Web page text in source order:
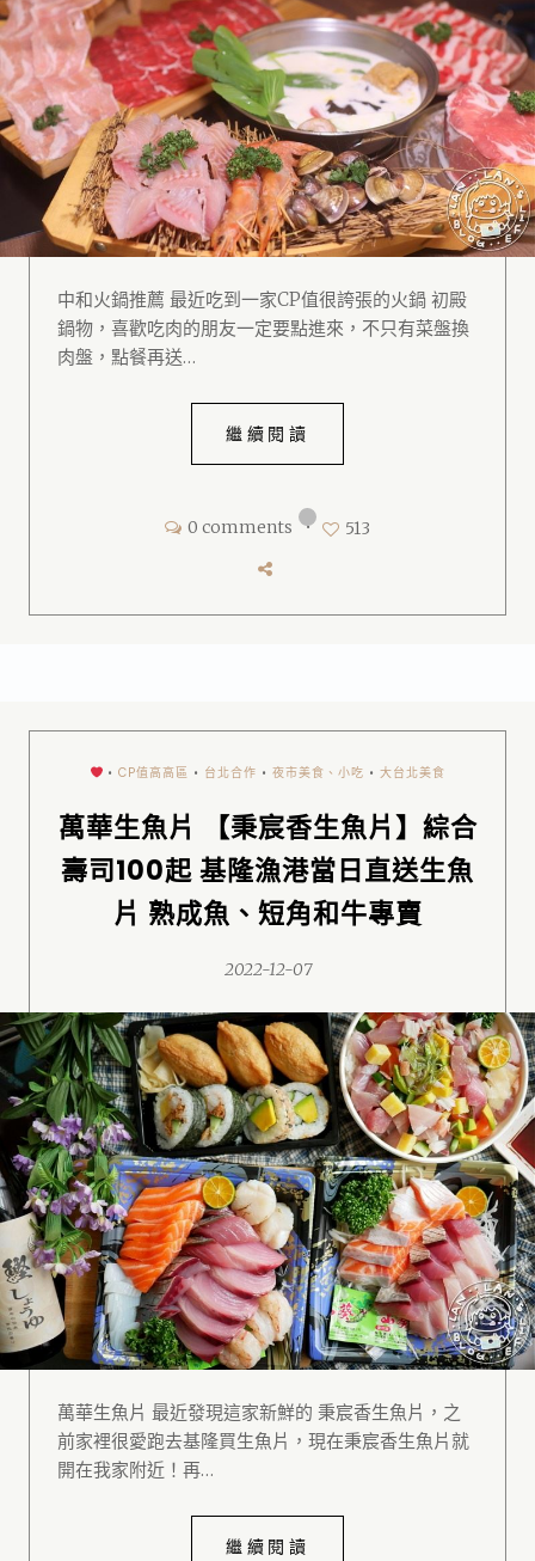
中和火鍋推薦 最近吃到一家CP值很誇張的火鍋 初殿
鍋物，喜歡吃肉的朋友一定要點進來，不只有菜盤換
肉盤，點餐再送…
繼續閱讀
0 comments • 513
•CP值高高區 • 台北合作 •夜市美食、小吃 •大台北美食
萬華生魚片 【秉宸香生魚片】綜合
壽司100起 基隆漁港當日直送生魚
片 熟成魚、短角和牛專賣
2022-12-07
萬華生魚片 最近發現這家新鮮的 秉宸香生魚片，之
前家裡很愛跑去基隆買生魚片，現在秉宸香生魚片就
開在我家附近！再…
繼續閱讀